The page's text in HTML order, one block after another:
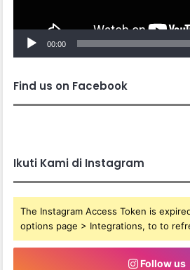
00:00
Find us on Facebook
Ikuti Kami di Instagram
The Instagram Access Token is
options page > Integrations, to to
Follow us